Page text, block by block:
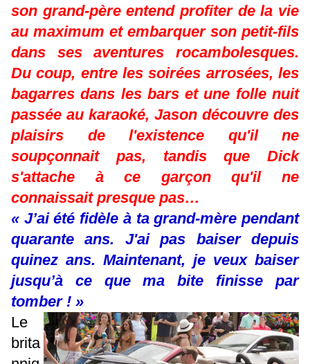
son grand-père entend profiter de la vie
au maximum et embarquer son petit-fils
dans ses aventures rocambolesques.
Du coup, entre les soirées arrosées, les
bagarres dans les bars et une folle nuit
passée au karaoké, Jason découvre des
plaisirs de l'existence qu'il ne
soupçonnait pas, tandis que Dick
s'attache à ce garçon qu'il ne
connaissait presque pas…
« J’ai été fidèle à ta grand-mère pendant
quarante ans. J'ai pas baiser depuis
quinez ans. Maintenant, je veux baiser
jusqu’à ce que ma bite finisse par
tomber ! »
Le
brita